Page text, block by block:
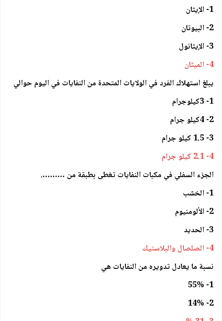
1- الإيثان
2- البيوتان
3- الإيثانول
4- الميثان
يبلغ استهلاك الفرد في الولايات المتحدة من النفايات في اليوم حوالي
1- 3كيلوجرام
2- 4كيلو جرام
3- 1.5 كيلو جرام
4- 2.1 كيلو جرام
الجزء السفلي في مكبات النفايات تغطى بطبقة من ……….
1- الخشب
2- الألومنيوم
3- الحديد
4- الصلصال والبلاستيك
نسبة ما يعادل تدويره من النفايات هي
1- 55%
2- 14%